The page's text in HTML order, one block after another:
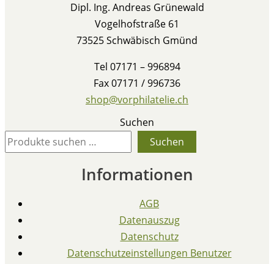
Dipl. Ing. Andreas Grünewald
Vogelhofstraße 61
73525 Schwäbisch Gmünd
Tel 07171 – 996894
Fax 07171 / 996736
shop@vorphilatelie.ch
Suchen
Suchen
Informationen
AGB
Datenauszug
Datenschutz
Datenschutzeinstellungen Benutzer